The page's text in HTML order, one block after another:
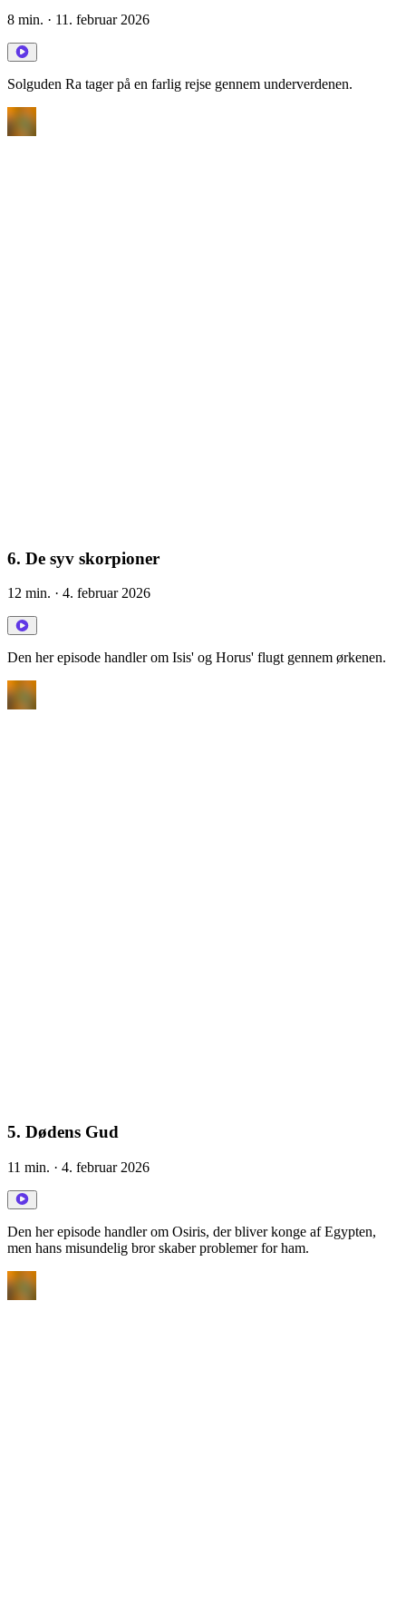
8 min. · 11. februar 2026
Solguden Ra tager på en farlig rejse gennem underverdenen.
6. De syv skorpioner
12 min. · 4. februar 2026
Den her episode handler om Isis' og Horus' flugt gennem ørkenen.
5. Dødens Gud
11 min. · 4. februar 2026
Den her episode handler om Osiris, der bliver konge af Egypten,
men hans misundelig bror skaber problemer for ham.